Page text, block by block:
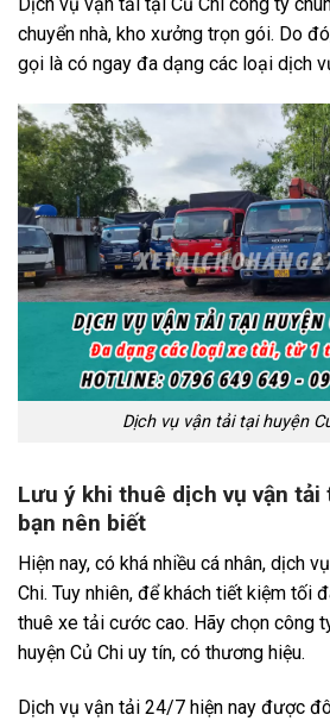
chuyển nhà, kho xưởng trọn gói. Do
gọi là có ngay đa dạng các loại dịch
Dịch vụ vận tải tại huyện
Lưu ý khi thuê dịch vụ vận tải
bạn nên biết
Hiện nay, có khá nhiều cá nhân, dịch
Chi. Tuy nhiên, để khách tiết kiệm tối
thuê xe tải cước cao. Hãy chọn công
huyện Củ Chi uy tín, có thương hiệu.
Dịch vụ vận tải 24/7 hiện nay được